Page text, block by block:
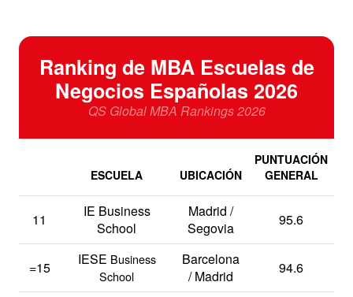
Ranking de MBA Escuelas de
Negocios Españolas 2026
QS Global MBA Rankings 2026
ESCUELA UBICACIÓN
PUNTUACIÓN
GENERAL
11
IE Business
School
Madrid /
Segovia
95.6
=15 IESE Business
School
Barcelona
/ Madrid
94.6